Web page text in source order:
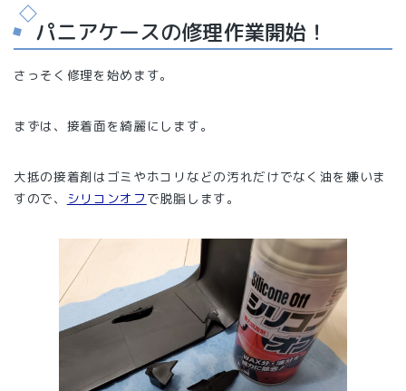
パニアケースの修理作業開始！
さっそく修理を始めます。
まずは、接着面を綺麗にします。
大抵の接着剤はゴミやホコリなどの汚れだけでなく油を嫌いま
すので、
シリコンオフ で脱脂します。